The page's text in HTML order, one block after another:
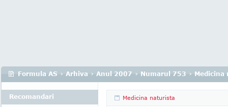
Formula AS › Arhiva › Anul 2007 › Numarul 753 › Medicina
Medicina naturista
Recomandari